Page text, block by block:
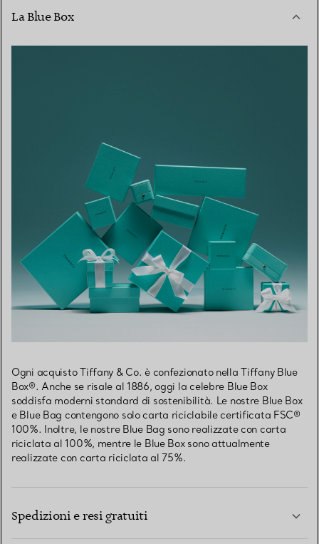
La Blue Box
Ogni acquisto Tiffany & Co. è confezionato nella Tiffany Blue
Box®. Anche se risale al 1886, oggi la celebre Blue Box
soddisfa moderni standard di sostenibilità. Le nostre Blue Box
e Blue Bag contengono solo carta riciclabile certificata FSC®
100%. Inoltre, le nostre Blue Bag sono realizzate con carta
riciclata al 100%, mentre le Blue Box sono attualmente
realizzate con carta riciclata al 75%.
Spedizioni e resi gratuiti